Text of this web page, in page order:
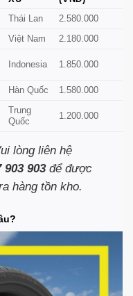
Thái Lan 2.580.000
Việt Nam 2.180.000
Indonesia 1.850.000
Hàn Quốc 1.580.000
Trung
Quốc
1.200.000
lòng liên hệ
903để được
hàng tồn kho.